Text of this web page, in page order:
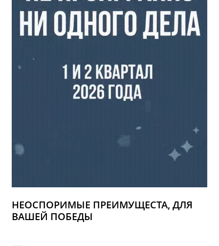
НЕОСПОРИМЫЕ ПРЕИМУЩЕСТА, ДЛЯ
ВАШЕЙ ПОБЕДЫ